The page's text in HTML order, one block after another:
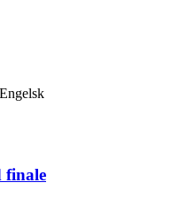
Engelsk
finale